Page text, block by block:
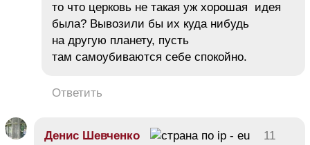
то что церковь не такая уж хорошая идея
была? Вывозили бы их куда нибудь
на другую планету, пусть
там самоубиваются себе спокойно.
Ответить
Денис Шевченко
11